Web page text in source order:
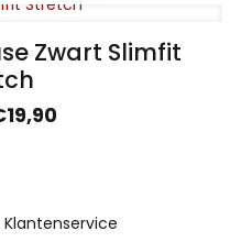
Zwart Slimfit
19,90
Klantenservice